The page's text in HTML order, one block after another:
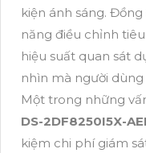
kiện ánh sáng.
năng điều chỉnh
hiệu suất quan sát
nhìn mà người
Một trong những
DS-2DF8250I5X-
kiệm chi phí giám